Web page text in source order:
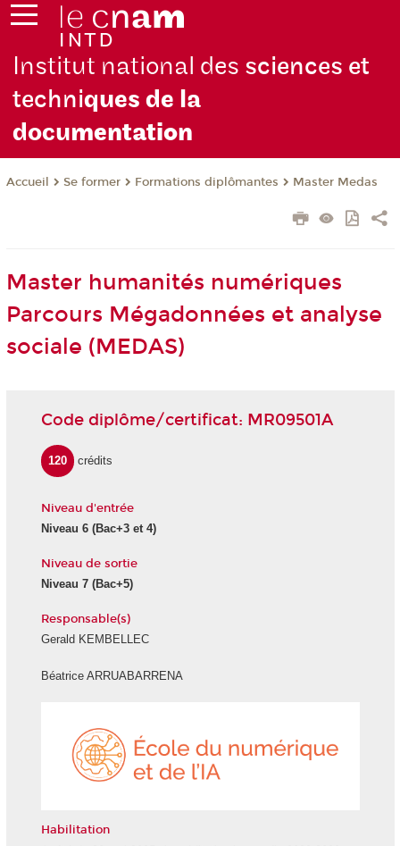
Institut national des sciences et
techniques de la
documentation
Accueil Se former Formations diplômantes Master Medas
Master humanités numériques
Parcours Mégadonnées et analyse
sociale (MEDAS)
Code diplôme/certificat: MR09501A
120 crédits
Niveau d'entrée
Niveau 6(Bac+3 et 4)
Niveau de sortie
Niveau 7(Bac+5)
Responsable(s)
Gerald KEMBELLEC
Béatrice ARRUABARRENA
Habilitation